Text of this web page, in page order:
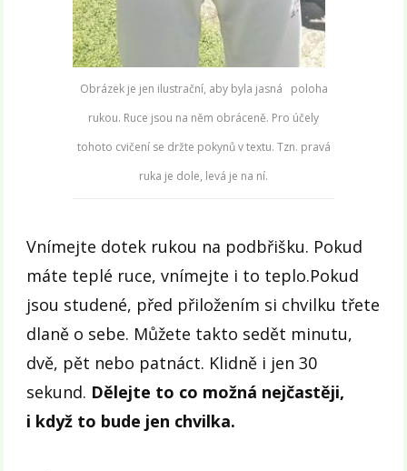
Obrázek je jen ilustrační, aby byla jasná poloha
rukou. Ruce jsou na něm obráceně. Pro účely
tohoto cvičení se držte pokynů v textu. Tzn. pravá
ruka je dole, levá je na ní.
Vnímejte dotek rukou na podbřišku. Pokud
máte teplé ruce, vnímejte i to teplo.Pokud
jsou studené, před přiložením si chvilku třete
dlaně o sebe. Můžete takto sedět minutu,
dvě, pět nebo patnáct. Klidně i jen 30
sekund. Dělejte to co možná nejčastěji,
i když to bude jen chvilka.